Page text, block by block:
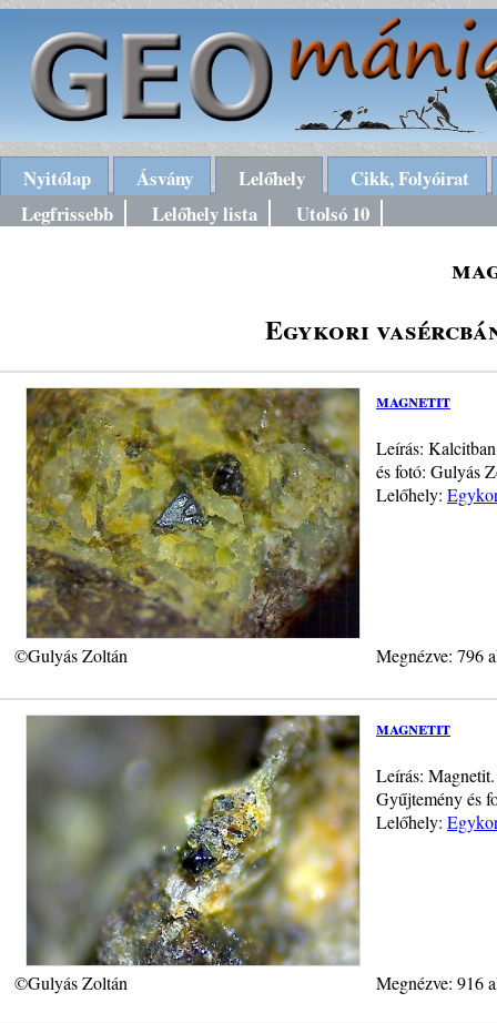
Nyitólap Ásvány Lelőhely
Cikk, Folyóirat
Legfrissebb
Lelőhely lista Utolsó 10
Egykori
magnetit
Leírás:
és fotó: Gulyás
Lelőhely:
©Gulyás Zoltán Megnézve: 796
magnetit
Leírás:
Gyűjtemény és
Lelőhely:
©Gulyás Zoltán Megnézve: 916